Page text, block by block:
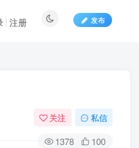
发布
注册
关注 私信
1378 100